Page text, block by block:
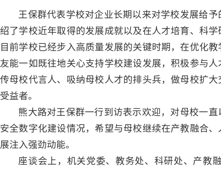
王保群代表学校对企业长期以来对学校发展给
绍了学校近年取得的发展成就以及在人才培育、科
目前学校已经步入高质量发展的关键时期，在优化
友能一如既往地关心支持学校建设发展，积极参与
传母校代言人、吸纳母校人才的排头兵，做母校扩
受益者。
熊大路对王保群一行到访表示欢迎，对母校一
安全数字化建设情况，希望与母校继续在产教融合
展注入强劲动能。
座谈会上，机关党委、教务处、科研处、产教